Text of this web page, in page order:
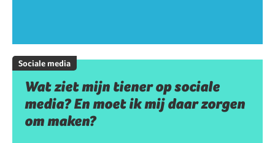
Sociale media
Wat ziet mijn tiener op sociale
media? En moet ik mij daar zorgen
om maken?